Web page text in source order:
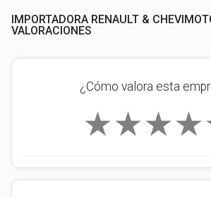
IMPORTADORA RENAULT &
VALORACIONES
¿Cómo valora esta
★
★
★
★